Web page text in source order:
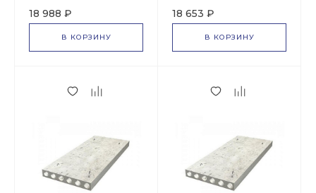
18 988 ₽
В КОРЗИНУ
18 653 ₽
В КОРЗИНУ